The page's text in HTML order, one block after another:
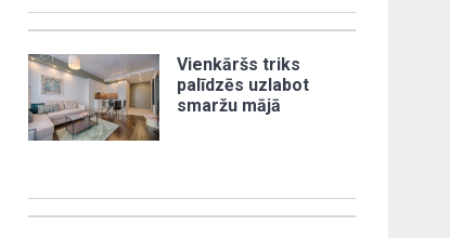
Vienkāršs triks
palīdzēs uzlabot
smaržu mājā